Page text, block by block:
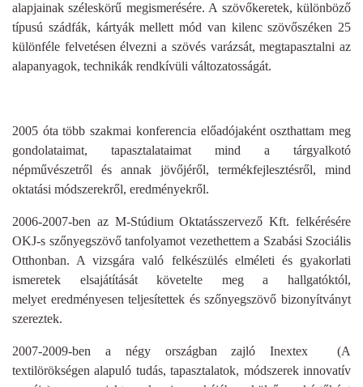
alapjainak széleskörű megismerésére. A szövőkeretek, különböző
típusú szádfák, kártyák mellett mód van kilenc szövőszéken 25
különféle felvetésen élvezni a szövés varázsát, megtapasztalni az
alapanyagok, technikák rendkívüli változatosságát.
2005 óta több szakmai konferencia előadójaként oszthattam meg
gondolataimat, tapasztalataimat mind a tárgyalkotó
népművészetről és annak jövőjéről, termékfejlesztésről, mind
oktatási módszerekről, eredményekről.
2006-2007-ben az M-Stúdium Oktatásszervező Kft. felkérésére
OKJ-s szőnyegszövő tanfolyamot vezethettem a Szabási Szociális
Otthonban. A vizsgára való felkészülés elméleti és gyakorlati
ismeretek elsajátítását követelte meg a hallgatóktól,
melyet eredményesen teljesítettek és szőnyegszövő bizonyítványt
szereztek.
2007-2009-ben a négy országban zajló Inextex (A
textilörökségen alapuló tudás, tapasztalatok, módszerek innovatív